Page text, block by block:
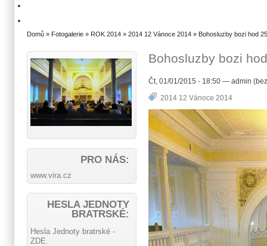
Domů » Fotogalerie » ROK 2014 » 2014 12 Vánoce 2014 » Bohosluzby bozi hod
Bohosluzby bozi
Čt, 01/01/2015 - 18:50 — admin
2014 12 Vánoce 2014
PRO NÁS:
www.vira.cz
HESLA JEDNOTY
BRATRSKÉ:
Hesla Jednoty bratrské -
ZDE.